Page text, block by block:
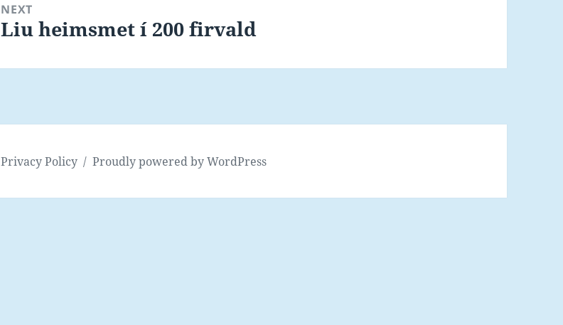
NEXT
Next
Liu heimsmet í 200 firvald
Privacy Policy Proudly powered by WordPress